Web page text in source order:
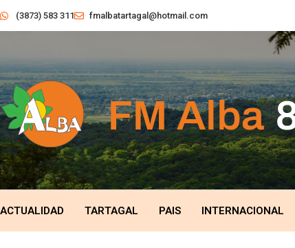
(3873) 583 311 fmalbatartagal@hotmail.com
ACTUALIDAD TARTAGAL PAIS INTERNACIONAL